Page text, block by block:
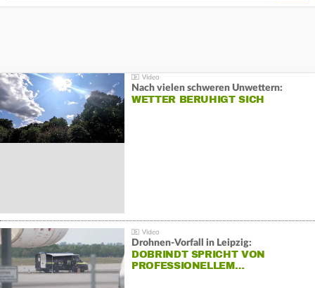
Nach vielen schweren Unwettern:
WETTER BERUHIGT SICH
Drohnen-Vorfall in Leipzig:
DOBRINDT SPRICHT VON
PROFESSIONELLEM…